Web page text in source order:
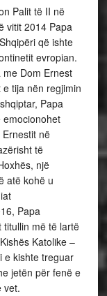
Palit të II në
vitit 2014 Papa
që ishte
evropian.
Dom Ernest
tija nën regjimin
Papa
në
të
një
atë kohë u
Papa
titullin më të lartë
Katolike –
e kishte treguar
jetën për fenë e
vet.